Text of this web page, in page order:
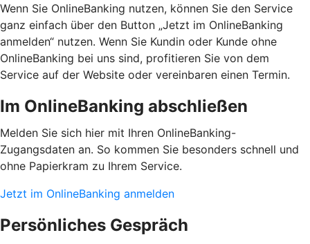
Wenn Sie OnlineBanking nutzen, können Sie den Service
ganz einfach über den Button „Jetzt im OnlineBanking
anmelden“ nutzen. Wenn Sie Kundin oder Kunde ohne
OnlineBanking bei uns sind, profitieren Sie von dem
Service auf der Website oder vereinbaren einen Termin.
Im OnlineBanking abschließen
Melden Sie sich hier mit Ihren OnlineBanking-
Zugangsdaten an. So kommen Sie besonders schnell und
ohne Papierkram zu Ihrem Service.
Jetzt im OnlineBanking anmelden
Persönliches Gespräch